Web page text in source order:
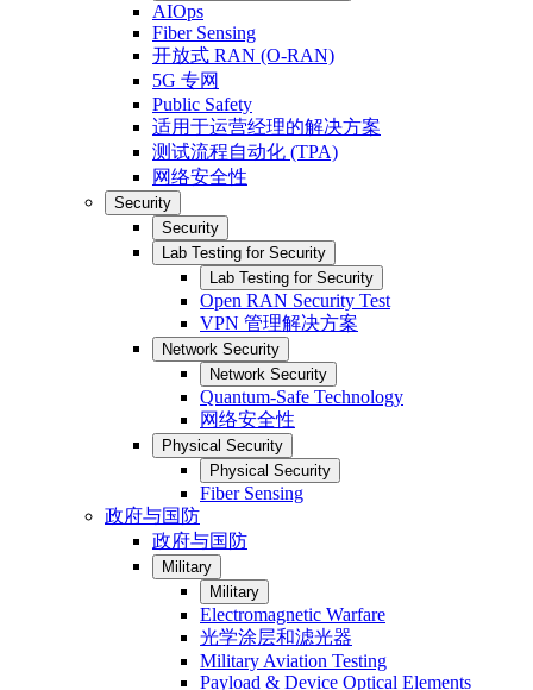
AIOps
Fiber Sensing
开放式 RAN (O-RAN)
5G 专网
Public Safety
适用于运营经理的解决方案
测试流程自动化 (TPA)
网络安全性
Security
Security
Lab Testing for Security
Lab Testing for Security
Open RAN Security Test
VPN 管理解决方案
Network Security
Network Security
Quantum-Safe Technology
网络安全性
Physical Security
Physical Security
Fiber Sensing
政府与国防
政府与国防
Military
Military
Electromagnetic Warfare
光学涂层和滤光器
Military Aviation Testing
Payload & Device Optical Elements